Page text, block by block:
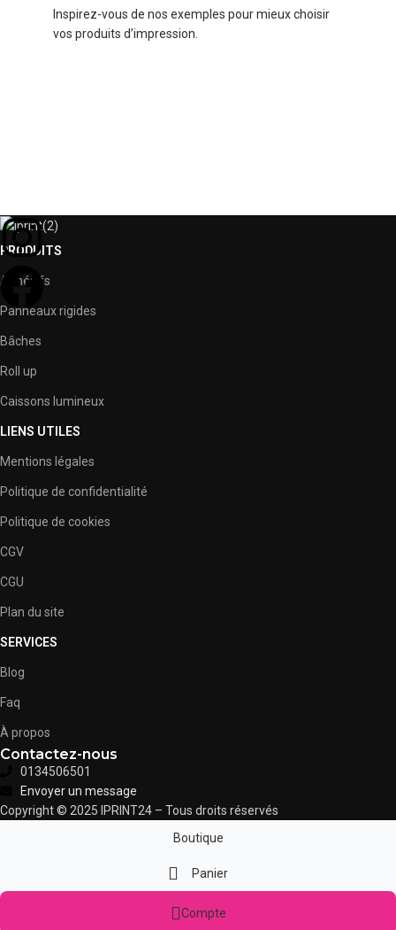
Inspirez-vous de nos exemples pour mieux choisir
vos produits d’impression.
PRODUITS
Adhésifs
Panneaux rigides
Bâches
Roll up
Caissons lumineux
LIENS UTILES
Mentions légales
Politique de confidentialité
Politique de cookies
CGV
CGU
Plan du site
SERVICES
Blog
Faq
À propos
Contactez-nous
0134506501
Envoyer un message
Copyright © 2025 IPRINT24 – Tous droits réservés
Boutique
Panier
Compte